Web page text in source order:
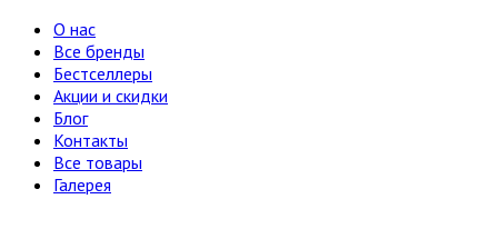
О нас
Все бренды
Бестселлеры
Акции и скидки
Блог
Контакты
Все товары
Галерея